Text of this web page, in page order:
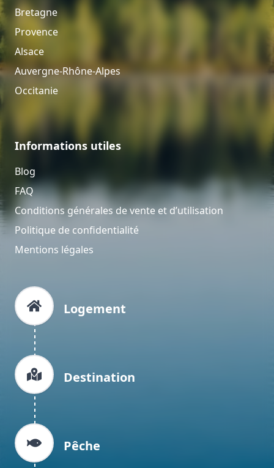
Bretagne
Provence
Alsace
Auvergne-Rhône-Alpes
Occitanie
Informations utiles
Blog
FAQ
Conditions générales de vente et d’utilisation
Politique de confidentialité
Mentions légales
Logement
Destination
Pêche